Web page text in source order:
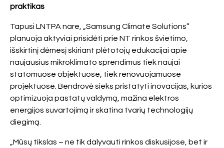
praktikas
Tapusi LNTPA nare, „Samsung Climate Solutions”
planuoja aktyviai prisidėti prie NT rinkos švietimo,
išskirtinį dėmesį skiriant plėtotojų edukacijai apie
naujausius mikroklimato sprendimus tiek naujai
statomuose objektuose, tiek renovuojamuose
projektuose. Bendrovė sieks pristatyti inovacijas, kurios
optimizuoja pastatų valdymą, mažina elektros
energijos suvartojimą ir skatina tvarių technologijų
diegimą.
„Mūsų tikslas – ne tik dalyvauti rinkos diskusijose, bet ir